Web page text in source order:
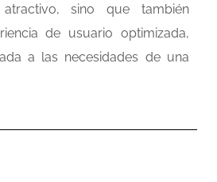
sino que también
de usuario optimizada,
a las necesidades de una